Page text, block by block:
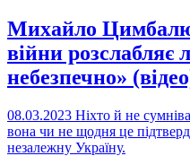
Михайло
війни розслабляє
небезпечно»
08.03.2023 Ніхто й не
вона чи не щодня це
незалежну Україну.